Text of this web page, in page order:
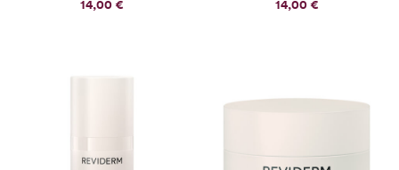
14,00€ 14,00€